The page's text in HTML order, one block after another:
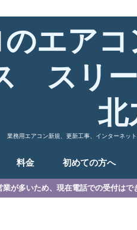
エア
スリ
北
業務用エアコン新規、更新工事、インターネッ
料金 初めての方へ
業が多いため、現在電話での受付はで